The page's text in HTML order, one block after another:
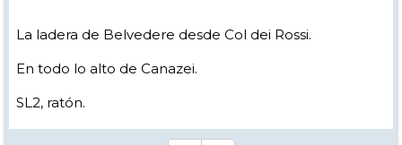
La ladera de Belvedere desde Col dei Rossi.
En todo lo alto de Canazei.
SL2, ratón.